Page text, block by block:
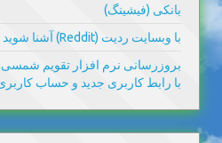
بانکی (فیشینگ)
با وبسایت ردیت (Reddit) آشنا شوید
بروزرسانی نرم افزار تقویم شمسی
با رابط کاربری جدید و حساب کاربری